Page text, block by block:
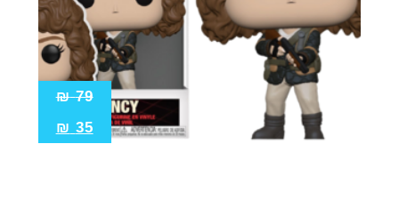
79
₪
35
₪